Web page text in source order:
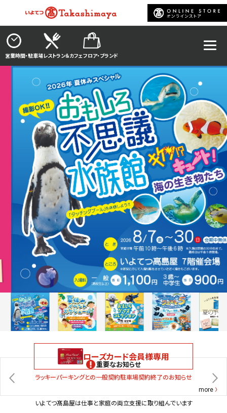
営業時間・駐車場レストラン＆カフェフロア・ブランド
ローズカード会員様専用
重要なお知らせ
ラッキーパーキングとの一般契約駐車場契約終了のお知らせ
more
いよてつ髙島屋は仕事と家庭の両立支援に取り組んでいます